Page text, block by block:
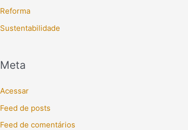
Reforma
Sustentabilidade
Meta
Acessar
Feed de posts
Feed de comentários